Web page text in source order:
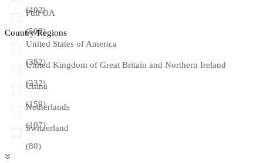
(402)
Full OA
(508)
Country/Regions
United States of America
(382)
United Kingdom of Great Britain and Northern Ireland
(232)
China
(159)
Netherlands
(107)
Switzerland
(80)